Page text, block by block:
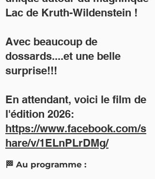
Lac de Kruth-Wildenstein !
Avec beaucoup de
dossards....et une belle
surprise!!!
En attendant, voici le film de
l'édition 2026:
https://www.facebook.com/s
hare/v/1ELnPLrDMg/
🏁 Au programme :